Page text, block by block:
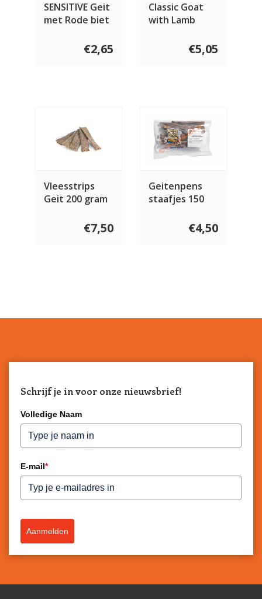
SENSITIVE Geit
met Rode biet
€2,65
Classic Goat
with Lamb
€5,05
Vleesstrips
Geit 200 gram
€7,50
Geitenpens
staafjes 150
€4,50
Schrijf je in voor onze nieuwsbrief!
Volledige Naam
E-mail*
Aanmelden